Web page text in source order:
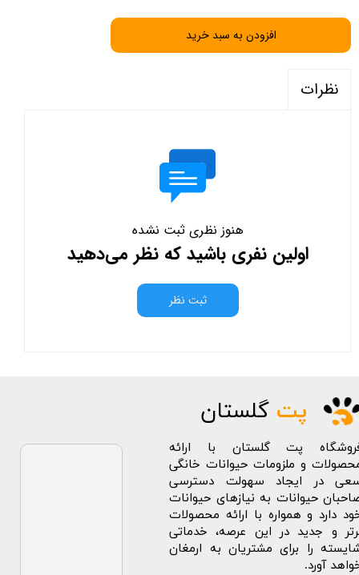
افزودن به سبد خرید
نظرات
هنوز نظری ثبت نشده
اولین نفری باشید که نظر می‌دهید
ثبت نظر
پت گلستان
پت گلستان با ارائه
و ملزومات حیوانات خانگی
در ایجاد سهولت دسترسی
حیوانات به نیازهای حیوانات
دارد و همواره با ارائه محصولات
و جدید در این عرصه، خدماتی
را برای مشتریان به ارمغان
آورد.